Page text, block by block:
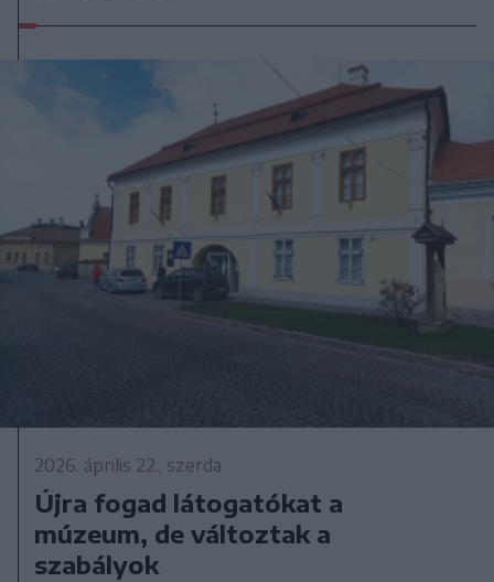
2026. április 22., szerda
Újra fogad látogatókat a
múzeum, de változtak a
szabályok